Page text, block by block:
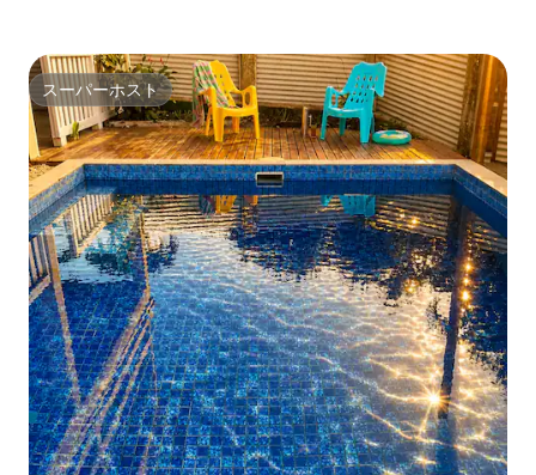
スーパーホスト
スーパーホスト